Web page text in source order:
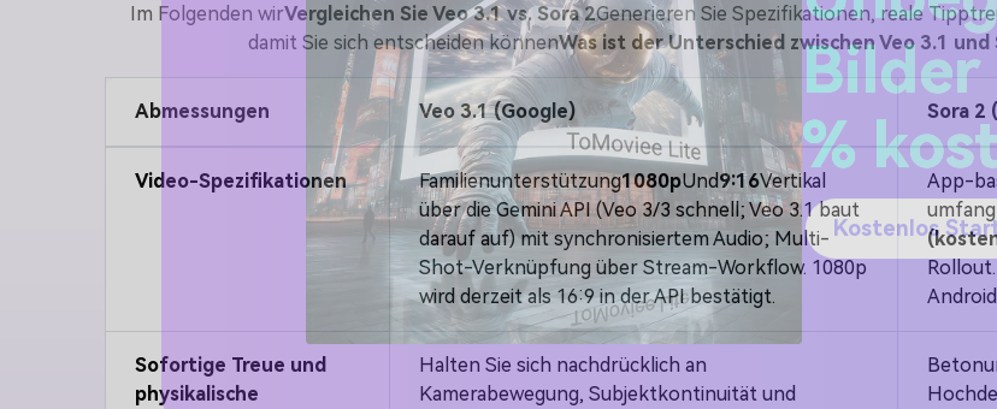
Im Folgenden wirVergleichen Sie Veo 3.1 vs. Sora 2Generieren Sie Spezifikationen, reale
damit Sie sich entscheiden könnenWas ist der Unterschied zwischen Veo 3.1 und
Abmessungen Veo 3.1 (Google) Sora 2
Video-Spezifikationen Familienunterstützung1080pUnd9:16Vertikal
über die Gemini API (Veo 3/3 schnell; Veo 3.1 baut
darauf auf) mit synchronisiertem Audio; Multi-
Shot-Verknüpfung über Stream-Workflow. 1080p
wird derzeit als 16:9 in der API bestätigt.
App-
Sofortige Treue und
physikalische
Halten Sie sich nachdrücklich an
Kamerabewegung, Subjektkontinuität und
Bilder
%
Kostenlos